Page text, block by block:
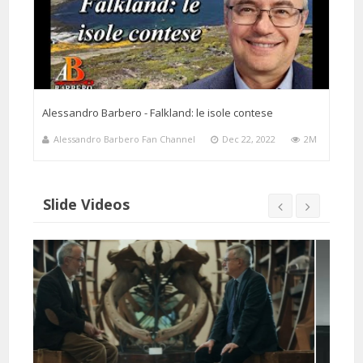
Alessandro Barbero - Falkland: le isole contese
Alessandro Barbero Fan Channel Dec 22, 2022 2M
Slide Videos